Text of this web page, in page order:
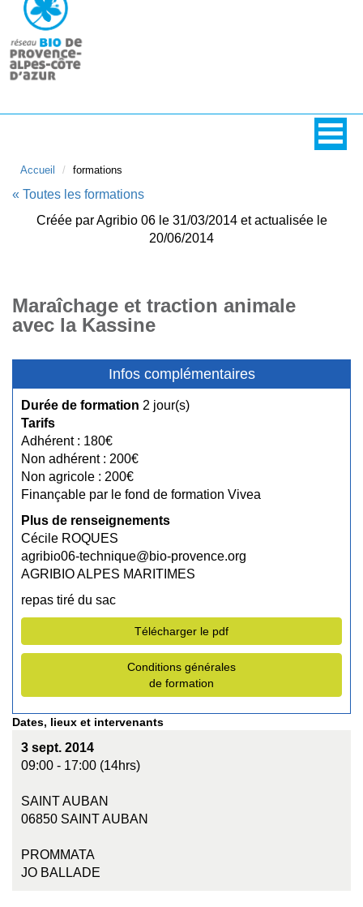
Accueil formations
« Toutes les formations
Créée par Agribio 06 le 31/03/2014 et actualisée le
20/06/2014
Maraîchage et traction animale
avec la Kassine
Infos complémentaires
Durée de formation 2 jour(s)
Tarifs
Adhérent : 180€
Non adhérent : 200€
Non agricole : 200€
Finançable par le fond de formation Vivea
Plus de renseignements
Cécile ROQUES
agribio06-technique@bio-provence.org
AGRIBIO ALPES MARITIMES
repas tiré du sac
Télécharger le pdf
Conditions générales
de formation
Dates, lieux et intervenants
3 sept. 2014
09:00 - 17:00 (14hrs)
SAINT AUBAN
06850 SAINT AUBAN
PROMMATA
JO BALLADE